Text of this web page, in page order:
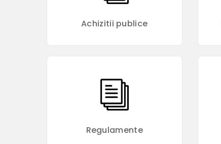
Achizitii publice
Regulamente